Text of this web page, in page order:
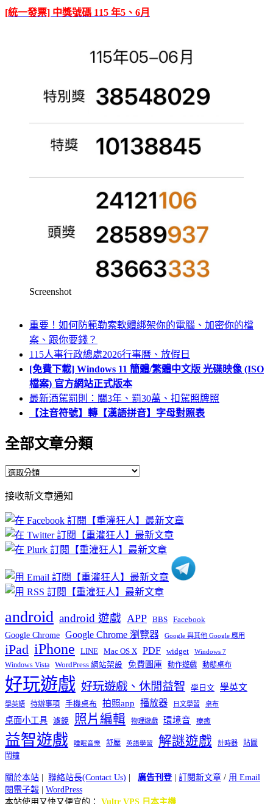
[統一發票] 中獎號碼 115 年5、6月
Screenshot
重要！如何防範勒索軟體綁架你的電腦、加密你的檔
案、跟你要錢？
115人事行政總處2026行事曆、放假日
[免費下載] Windows 11 簡體/繁體中文版 光碟映像 (ISO
檔案) 官方網站正式版本
最新酒駕罰則：關3年、罰30萬、扣駕照牌照
【注音符號】轉【漢語拼音】字母對照表
全部文章分類
全
文
章
分
類
接收新文章通知
android android 遊戲 APP BBS Facebook
Google Chrome Google Chrome 瀏覽器 Google 與其他 Google 應用
iPad iPhone LINE Mac OS X PDF widget Windows 7
Windows Vista WordPress 網站架設 免費圖庫 動作遊戲 動態桌布
好玩遊戲 好玩遊戲、休閒益智 學日文 學英文
學英語 待辦事項 手機桌布 拍照app 播放器 日文學習 桌布
桌面小工具 濾鏡 照片編輯 物理遊戲 環境音 療癒
益智遊戲 睡眠音樂 舒壓 英語學習 解謎遊戲 計時器
貼圖
鬧鐘
關於本站 | 聯絡站長(Contact Us) | 廣告刊登| 訂閱新文章 / 用 Email
閱電子報 | WordPress
本站使用又快又便宜的： Vultr VPS 日本主機